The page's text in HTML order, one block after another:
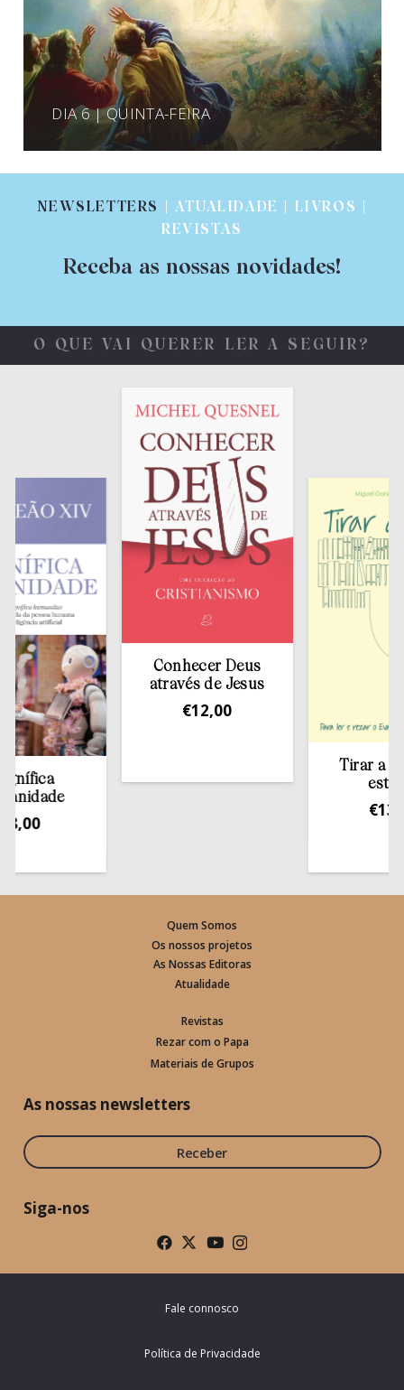
DIA 6 | QUINTA-FEIRA
NEWSLETTERS
| ATUALIDADE | LIVROS |
REVISTAS
Receba as nossas novidades!
O QUE VAI QUERER LER A SEGUIR?
Conhecer Deus
através de Jesus
12,00
Tirar a Bíblia
estante
13,50
Quem Somos
Os nossos projetos
As Nossas Editoras
Atualidade
Revistas
Rezar com o Papa
Materiais de Grupos
As nossas newsletters
Receber
Siga-nos
Fale connosco
Política de Privacidade